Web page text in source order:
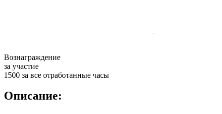
Вознаграждение
за участие
1500 за все отработанные часы
Описание: